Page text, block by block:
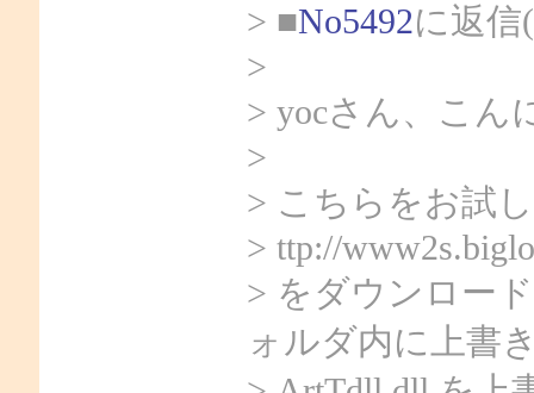
> ■No5492に返信
>
> yocさん、こん
>
> こちらをお試
> ttp://
> をダウンロー
ォルダ内に上書